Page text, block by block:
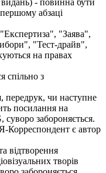
абзаці
"Заява",
"Тест-драйв",
на правах
спільно з
передрук, чи наступне
посилання на
забороняється.
Корреспондент є автор
відтворення
творів